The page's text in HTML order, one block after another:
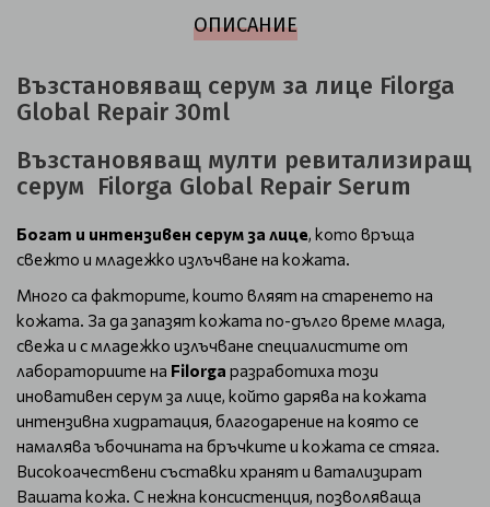
ОПИСАНИЕ
Възстановяващ серум за лице Filorga
Global Repair 30ml
Възстановяващ мулти ревитализиращ
серум Filorga Global Repair Serum
Богат и интензивен серум за лице, кото връща
свежто и младежко излъчване на кожата.
Много са факторите, които вляят на старенето на
кожата. За да запазят кожата по-дълго време млада,
свежа и с младежко излъчване специалистите от
лабораториите на Filorga разработиха този
иновативен серум за лице, който дарява на кожата
интензивна хидратация, благодарение на която се
намалява ъбочината на бръчките и кожата се стяга.
Високоачествени съставки хранят и ватализират
Вашата кожа. С нежна консистенция, позволяваща